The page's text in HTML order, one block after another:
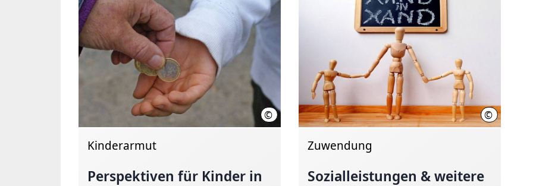
© LHH (Foto: Lea Witte)
Kinderarmut
Perspektiven für Kinder in
© Juergen
Zuwendung
Sozialleistungen & weitere